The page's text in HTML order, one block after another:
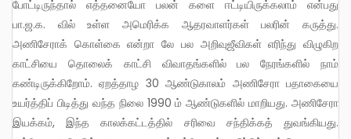
போட்டிருந்தால் எத்தனையோ பலன் களை ஈட்டியிருக்கலாம் என்பது
பா.ஜ.க. வில் உள்ள அமெரிக்க ஆதரவாளர்கள் பலரின் கருத்து.
அணிசேராக் கொள்கை என்றா லே பல அறிவுஜீவிகள் எரிந்து விழுகிற
காட்சியை தொலைக் காட்சி விவாதங்களில் பல நேரங்களில் நாம்
கண்டிருக்கிறோம். ஏறத்தாழ 30 ஆண்டுகாலம் அணிசேரா பதாகையை
உயர்த்திப் பிடித்து வந்த நிலை 1990 ம் ஆண்டுகளில் மாறியது. அணிசேரா
இயக்கம், இந்த காலக்கட்டத்தில் சரிவை சந்திக்கத் துவங்கியது.